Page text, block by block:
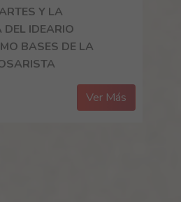
Y LA
DEL IDEARIO
BASES DE LA
Ver Más